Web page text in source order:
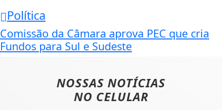
Política
Comissão da Câmara aprova PEC que cria
Fundos para Sul e Sudeste
NOSSAS NOTÍCIAS
NO CELULAR